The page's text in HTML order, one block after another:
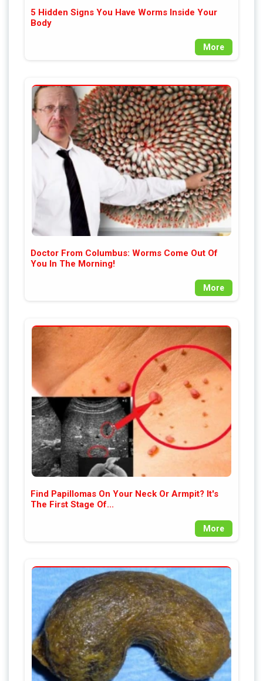
5 Hidden Signs You Have Worms Inside Your
Body
More
Doctor From Columbus: Worms Come Out Of
You In The Morning!
More
Find Papillomas On Your Neck Or Armpit? It's
The First Stage Of...
More